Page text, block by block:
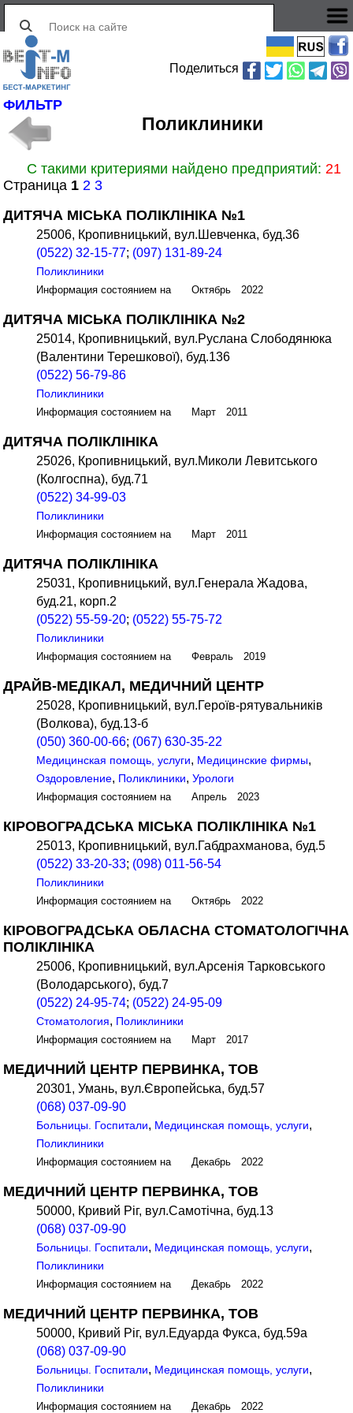
Поделиться
ФИЛЬТР
Поликлиники
С такими критериями найдено предприятий:21
Страница 12 3
ДИТЯЧА МІСЬКА ПОЛІКЛІНІКА №1
25006, Кропивницький, вул.Шевченка, буд.36
(0522) 32-15-77; (097) 131-89-24
Поликлиники
Информация состоянием на Октябрь 2022
ДИТЯЧА МІСЬКА ПОЛІКЛІНІКА №2
25014, Кропивницький, вул.Руслана Слободянюка
(Валентини Терешкової), буд.136
(0522) 56-79-86
Поликлиники
Информация состоянием на Март 2011
ДИТЯЧА ПОЛІКЛІНІКА
25026, Кропивницький, вул.Миколи Левитського
(Колгоспна), буд.71
(0522) 34-99-03
Поликлиники
Информация состоянием на Март 2011
ДИТЯЧА ПОЛІКЛІНІКА
25031, Кропивницький, вул.Генерала Жадова,
буд.21, корп.2
(0522) 55-59-20; (0522) 55-75-72
Поликлиники
Информация состоянием на Февраль 2019
ДРАЙВ-МЕДІКАЛ, МЕДИЧНИЙ ЦЕНТР
25028, Кропивницький, вул.Героїв-рятувальників
(Волкова), буд.13-б
(050) 360-00-66; (067) 630-35-22
Медицинская помощь, услуги, Медицинские фирмы,
Оздоровление, Поликлиники,Урологи
Информация состоянием на Апрель 2023
КІРОВОГРАДСЬКА МІСЬКА ПОЛІКЛІНІКА №1
25013, Кропивницький, вул.Габдрахманова, буд.5
(0522) 33-20-33; (098) 011-56-54
Поликлиники
Информация состоянием на Октябрь 2022
КІРОВОГРАДСЬКА ОБЛАСНА СТОМАТОЛОГІЧНА
ПОЛІКЛІНІКА
25006, Кропивницький, вул.Арсенія Тарковського
(Володарського), буд.7
(0522) 24-95-74; (0522) 24-95-09
Стоматология, Поликлиники
Информация состоянием на Март 2017
МЕДИЧНИЙ ЦЕНТР ПЕРВИНКА, ТОВ
20301, Умань, вул.Європейська, буд.57
(068) 037-09-90
Больницы. Госпитали, Медицинская помощь, услуги,
Поликлиники
Информация состоянием на Декабрь 2022
МЕДИЧНИЙ ЦЕНТР ПЕРВИНКА, ТОВ
50000, Кривий Ріг, вул.Самотічна, буд.13
(068) 037-09-90
Больницы. Госпитали, Медицинская помощь, услуги,
Поликлиники
Информация состоянием на Декабрь 2022
МЕДИЧНИЙ ЦЕНТР ПЕРВИНКА, ТОВ
50000, Кривий Ріг, вул.Едуарда Фукса, буд.59а
(068) 037-09-90
Больницы. Госпитали, Медицинская помощь, услуги,
Поликлиники
Информация состоянием на Декабрь 2022